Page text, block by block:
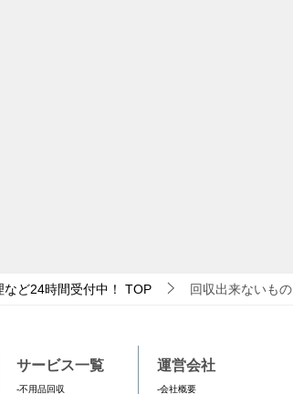
ど24時間受付中！ TOP 回収出来ないもの
サービス一覧
-不用品回収
運営会社
-会社概要